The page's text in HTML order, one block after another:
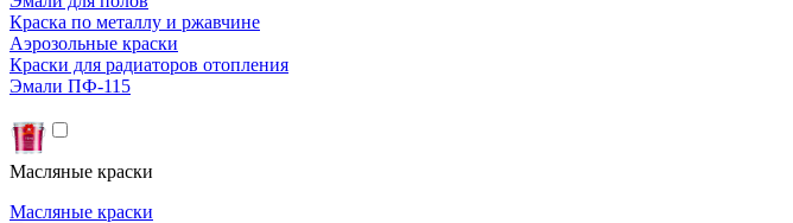
Краска по металлу и ржавчине
Аэрозольные краски
Краски для радиаторов отопления
Эмали ПФ-115
Масляные краски
Масляные краски